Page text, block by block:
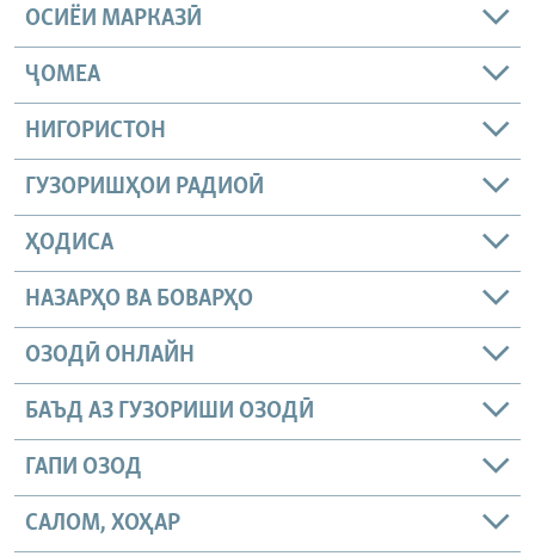
ОСИЁИ МАРКАЗӢ
ҶОМEА
НИГОРИСТОН
ГУЗОРИШҲОИ РАДИОӢ
ҲОДИСА
НАЗАРҲО ВА БОВАРҲО
ОЗОДӢ ОНЛАЙН
БАЪД АЗ ГУЗОРИШИ ОЗОДӢ
ГАПИ ОЗОД
САЛОМ, ХОҲАР